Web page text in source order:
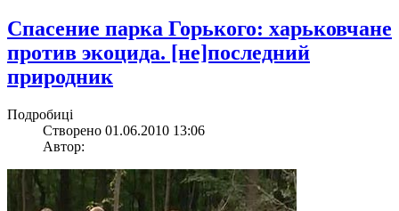
Спасение парка Горького: харьковчане
против экоцида. [не]последний
природник
Подробиці
Створено 01.06.2010 13:06
Автор: